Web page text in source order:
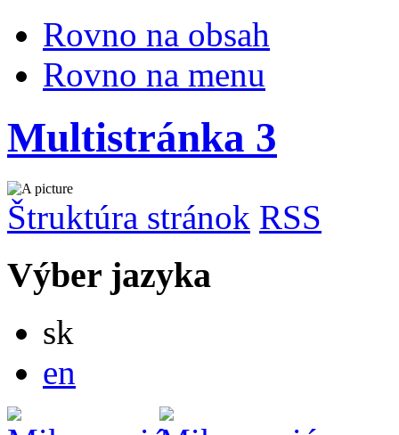
Rovno na obsah
Rovno na menu
Multistránka 3
Štruktúra stránok RSS
Výber jazyka
sk
en